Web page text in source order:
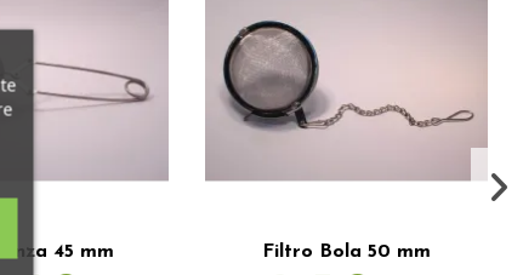
45 mm Filtro Bola 50 mm